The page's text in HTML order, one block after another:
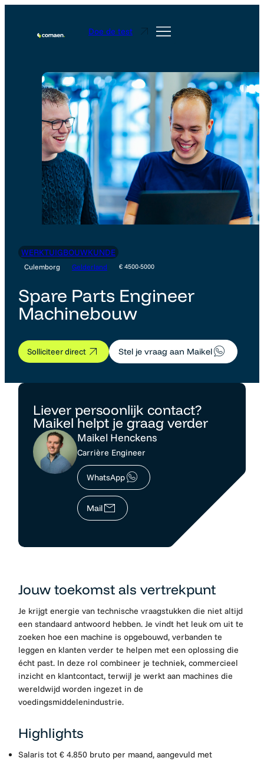
Doe de test
WERKTUIGBOUWKUNDE
Culemborg Gelderland € 4500-5000
Spare Parts Engineer
Machinebouw
Solliciteer direct Stel je vraag aan Maikel
Liever persoonlijk contact?
Maikel helpt je graag verder
Maikel Henckens
Carrière Engineer
WhatsApp
Mail
Jouw toekomst als vertrekpunt
Je krijgt energie van technische vraagstukken die niet altijd
een standaard antwoord hebben. Je vindt het leuk om uit te
zoeken hoe een machine is opgebouwd, verbanden te
leggen en klanten verder te helpen met een oplossing die
écht past. In deze rol combineer je techniek, commercieel
inzicht en klantcontact, terwijl je werkt aan machines die
wereldwijd worden ingezet in de
voedingsmiddelenindustrie.
Highlights
Salaris tot € 4.850 bruto per maand, aangevuld met